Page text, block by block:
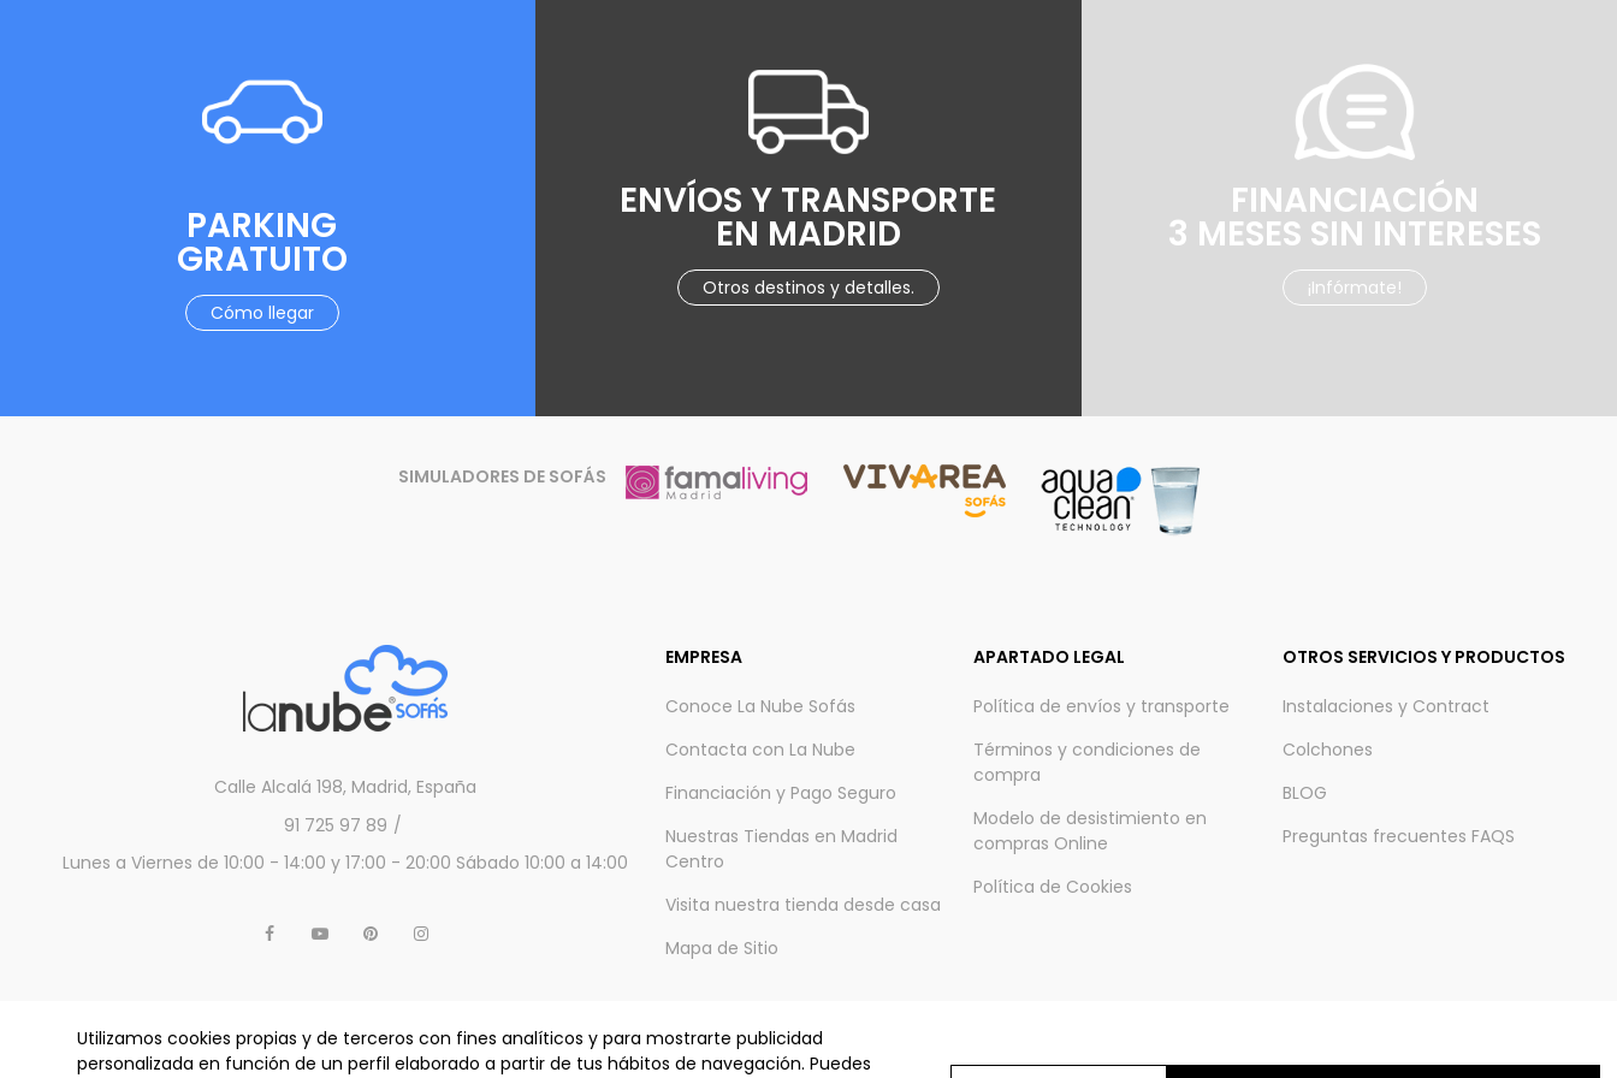
PARKING
GRATUITO
Cómo llegar
ENVÍOS Y TRANSPORTE
EN MADRID
Otros destinos y detalles.
FINANCIACIÓN
3 MESES SIN INTERESES
¡Infórmate!
SIMULADORES DE SOFÁS
Calle Alcalá 198, Madrid, España
91 725 97 89
Lunes a Viernes de 10:00 - 14:00 y 17:00 - 20:00 Sábado 10:00 a 14:00
EMPRESA
Conoce La Nube Sofás
Contacta con La Nube
Financiación y Pago Seguro
Nuestras Tiendas en Madrid
Centro
Visita nuestra tienda desde casa
Mapa de Sitio
APARTADO LEGAL
Política de envíos y transporte
Términos y condiciones de
compra
Modelo de desistimiento en
compras Online
Política de Cookies
OTROS SERVICIOS Y PRODUCTOS
Instalaciones y Contract
Colchones
BLOG
Preguntas frecuentes FAQS
ALJUMA MUEBLES, S.L. © La nube sofás 2025 - Todos los derechos reservados.
Utilizamos cookies propias y de terceros con fines analíticos y para mostrarte publicidad
personalizada en función de un perfil elaborado a partir de tus hábitos de navegación. Puedes